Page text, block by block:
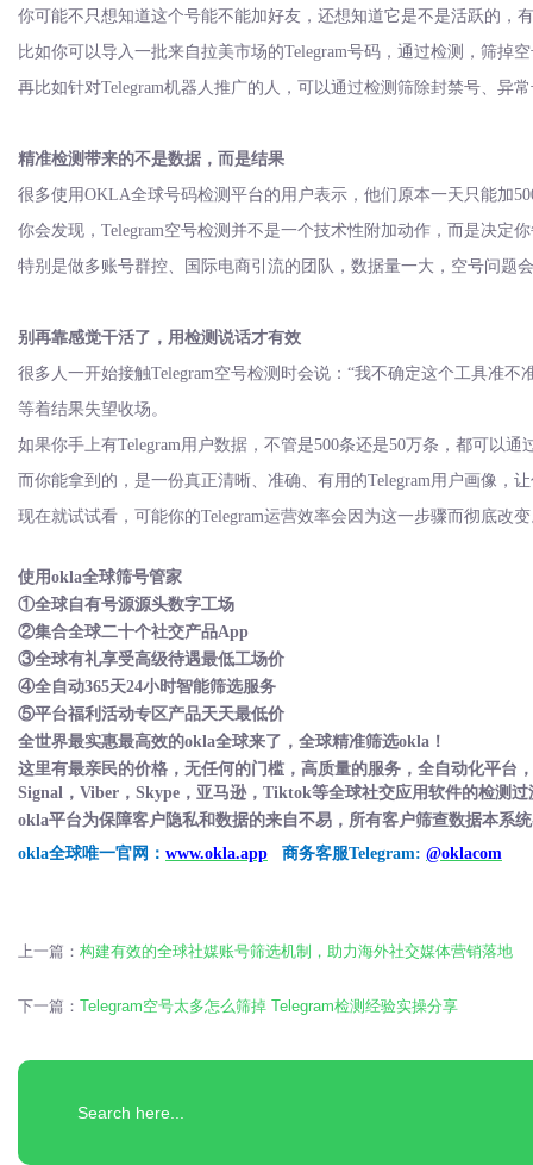
你可能不只想知道这个号能不能加好友，还想知道它是不是活跃的，
比如你可以导入一批来自拉美市场的Telegram号码，通过检测，筛掉
再比如针对Telegram机器人推广的人，可以通过检测筛除封禁号、异
精准检测带来的不是数据，而是结果
很多使用OKLA全球号码检测平台的用户表示，他们原本一天只能加
你会发现， Telegram空号检测并不是一个技术性附加动作，而是决定
特别是做多账号群控、国际电商引流的团队，数据量一大，空号问题
别再靠感觉干活了，用检测说话才有效
很多人一开始接触Telegram空号检测时会说：“我不确定这个工具准
等着结果失望收场。
如果你手上有Telegram用户数据，不管是500条还是50万条，都可以
而你能拿到的，是一份真正清晰、准确、有用的Telegram用户画像，
现在就试试看，可能你的Telegram运营效率会因为这一步骤而彻底改
使用okla全球筛号管家
①全球自有号源源头数字工场
②集合全球二十个社交产品App
③全球有礼享受高级待遇最低工场价
④全自动365天24小时智能筛选服务
⑤平台福利活动专区产品天天最低价
全世界最实惠最高效的okla全球来了，全球精准筛选okla！
这里有最亲民的价格，无任何的门槛，高质量的服务，全自动化平台
Signal，Viber，Skype，亚马逊，Tiktok等全球社交应用软件的检测
okla平台为保障客户隐私和数据的来自不易，所有客户筛查数据本系
okla全球唯一官网： www.okla.app 商务客服Telegram: @oklacom
上一篇： 构建有效的全球社媒账号筛选机制，助力海外社交媒体营销落地
下一篇： Telegram空号太多怎么筛掉 Telegram检测经验实操分享